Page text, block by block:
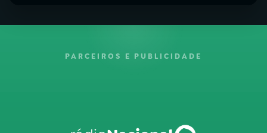
PARCEIROS E PUBLICIDADE